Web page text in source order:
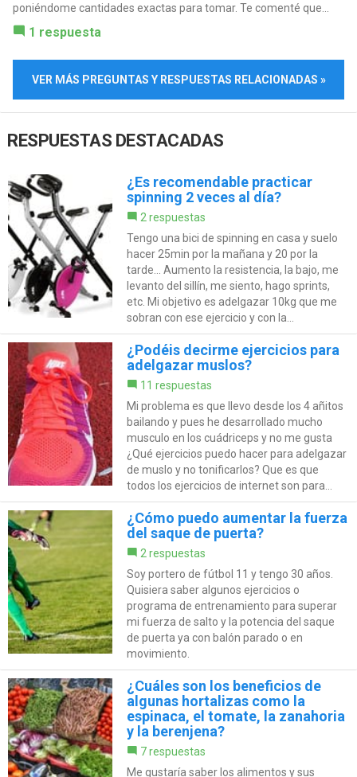
poniéndome cantidades exactas para tomar. Te comenté que...
1 respuesta
VER MÁS PREGUNTAS Y RESPUESTAS RELACIONADAS »
RESPUESTAS DESTACADAS
¿Es recomendable practicar
spinning 2 veces al día?
2 respuestas
Tengo una bici de spinning en casa y suelo
hacer 25min por la mañana y 20 por la
tarde... Aumento la resistencia, la bajo, me
levanto del sillín, me siento, hago sprints,
etc. Mi objetivo es adelgazar 10kg que me
sobran con ese ejercicio y con la...
¿Podéis decirme ejercicios para
adelgazar muslos?
11 respuestas
Mi problema es que llevo desde los 4 añitos
bailando y pues he desarrollado mucho
musculo en los cuádriceps y no me gusta
¿Qué ejercicios puedo hacer para adelgazar
de muslo y no tonificarlos? Que es que
todos los ejercicios de internet son para...
¿Cómo puedo aumentar la fuerza
del saque de puerta?
2 respuestas
Soy portero de fútbol 11 y tengo 30 años.
Quisiera saber algunos ejercicios o
programa de entrenamiento para superar
mi fuerza de salto y la potencia del saque
de puerta ya con balón parado o en
movimiento.
¿Cuáles son los beneficios de
algunas hortalizas como la
espinaca, el tomate, la zanahoria
y la berenjena?
7 respuestas
Me gustaría saber los alimentos y sus